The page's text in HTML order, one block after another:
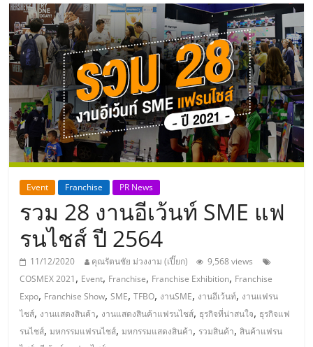
แห่ง
ประเทศไทย,
ThaiSMEsCenter,
รวม
ธุรกิจ
เอ
ส
เอ็
มอี
Event Franchise PR News
รวม 28 งานอีเว้นท์ SME แฟ
รนไชส์ ปี 2564
11/12/2020 คุณรัตนชัย ม่วงงาม (เปี๊ยก)
9,568 views
COSMEX 2021, Event, Franchise, Franchise Exhibition, Franchise
Expo, Franchise Show,SME,TFBO, งานSME, งานอีเว้นท์, งานแฟรน
ไชส์, งานแสดงสินค้า, งานแสดงสินค้าแฟรนไชส์, ธุรกิจที่น่าสนใจ, ธุรกิจแฟ
รนไชส์,มหกรรมแฟรนไชส์,มหกรรมแสดงสินค้า, รวมสินค้า,สินค้าแฟรน